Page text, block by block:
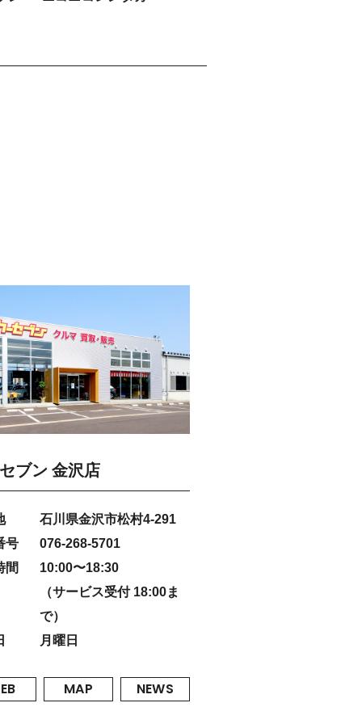
ブン 金沢店
石川県金沢市松村4-291
号
076-268-5701
間
10:00〜18:30
（サービス受付 18:00ま
で）
月曜日
MAP NEWS